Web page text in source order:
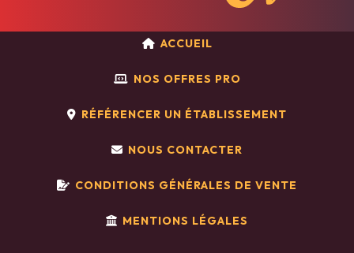
ACCUEIL
NOS OFFRES PRO
RÉFÉRENCER UN ÉTABLISSEMENT
NOUS CONTACTER
CONDITIONS GÉNÉRALES DE VENTE
MENTIONS LÉGALES